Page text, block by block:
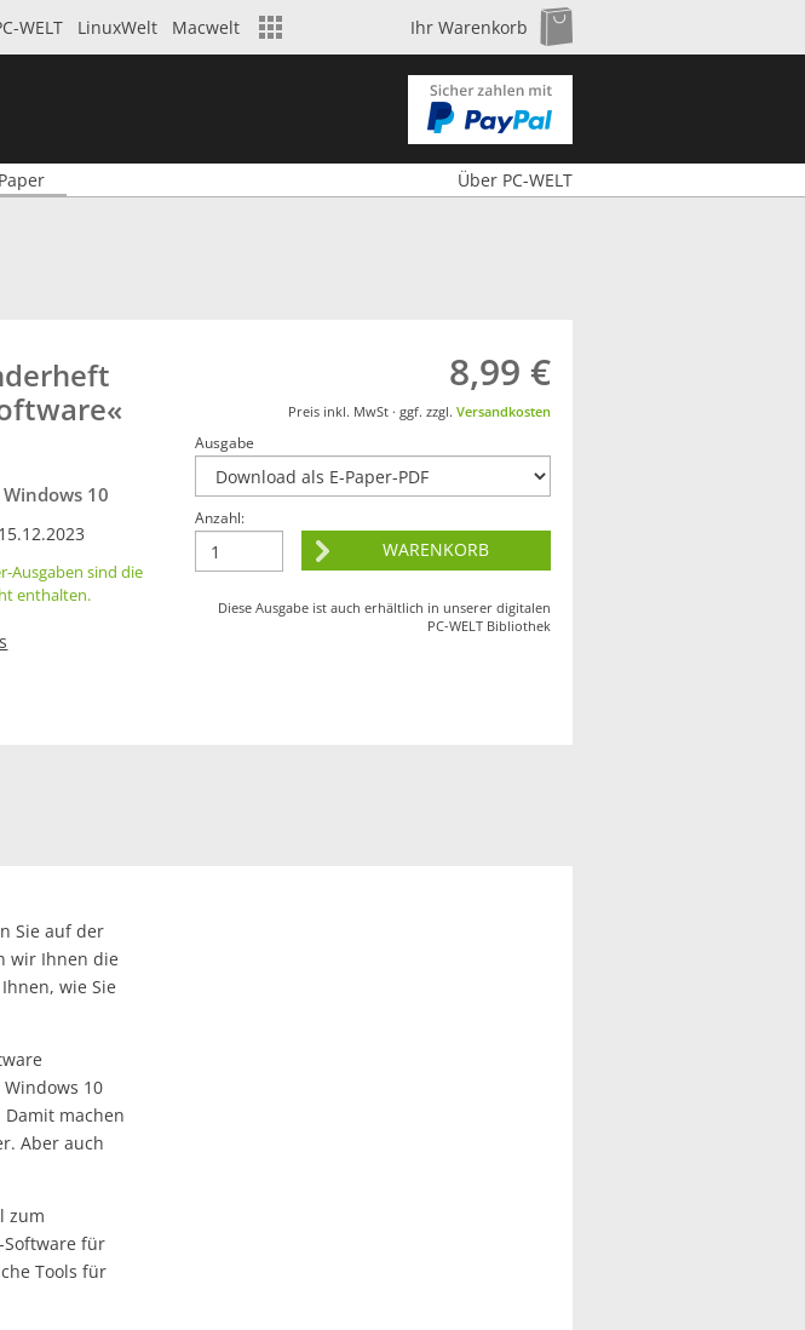
WELT LinuxWelt Macwelt Ihr Warenkorb
Über PC-WELT
10
Ausgaben sind die
enthalten.
8,99 €
Preis inkl. MwSt · ggf. zzgl. Versandkosten
Ausgabe
Anzahl:
Diese Ausgabe ist auch erhältlich in unserer digitalen
PC-WELT Bibliothek
Sie auf der
wir Ihnen die
wie Sie
10
machen
Aber auch
zum
Software für
Tools für